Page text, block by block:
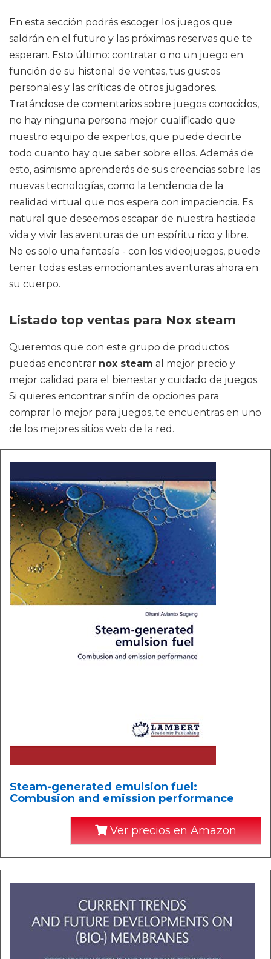
En esta sección podrás escoger los juegos que
saldrán en el futuro y las próximas reservas que te
esperan. Esto último: contratar o no un juego en
función de su historial de ventas, tus gustos
personales y las críticas de otros jugadores.
Tratándose de comentarios sobre juegos conocidos,
no hay ninguna persona mejor cualificado que
nuestro equipo de expertos, que puede decirte
todo cuanto hay que saber sobre ellos. Además de
esto, asimismo aprenderás de sus creencias sobre las
nuevas tecnologías, como la tendencia de la
realidad virtual que nos espera con impaciencia. Es
natural que deseemos escapar de nuestra hastiada
vida y vivir las aventuras de un espíritu rico y libre.
No es solo una fantasía - con los videojuegos, puede
tener todas estas emocionantes aventuras ahora en
su cuerpo.
Listado top ventas para Nox steam
Queremos que con este grupo de productos
puedas encontrar nox steam al mejor precio y
mejor calidad para el bienestar y cuidado de juegos.
Si quieres encontrar sinfín de opciones para
comprar lo mejor para juegos, te encuentras en uno
de los mejores sitios web de la red.
Steam-generated emulsion fuel:
Combusion and emission performance
Ver precios en Amazon